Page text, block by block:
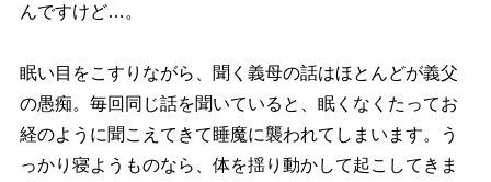
んですけど…。
眠い目をこすりながら、聞く義母の話はほとんどが義父
の愚痴。毎回同じ話を聞いていると、眠くなくたってお
経のように聞こえてきて睡魔に襲われてしまいます。う
っかり寝ようものなら、体を揺り動かして起こしてきま